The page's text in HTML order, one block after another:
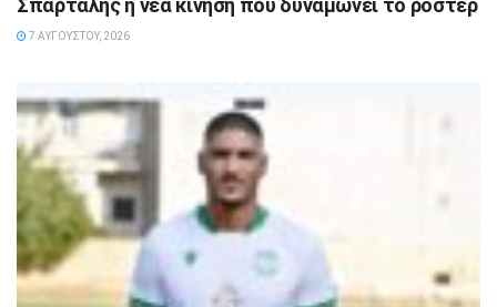
Σπάρταλης η νέα κίνηση που δυναμώνει το ρόστερ
7 ΑΥΓΟΎΣΤΟΥ, 2026